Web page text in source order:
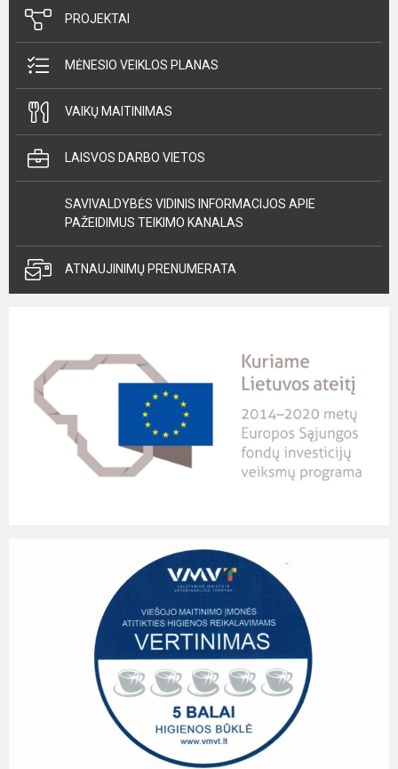
PROJEKTAI
MĖNESIO VEIKLOS PLANAS
VAIKŲ MAITINIMAS
LAISVOS DARBO VIETOS
SAVIVALDYBĖS VIDINIS INFORMACIJOS APIE
PAŽEIDIMUS TEIKIMO KANALAS
ATNAUJINIMŲ PRENUMERATA